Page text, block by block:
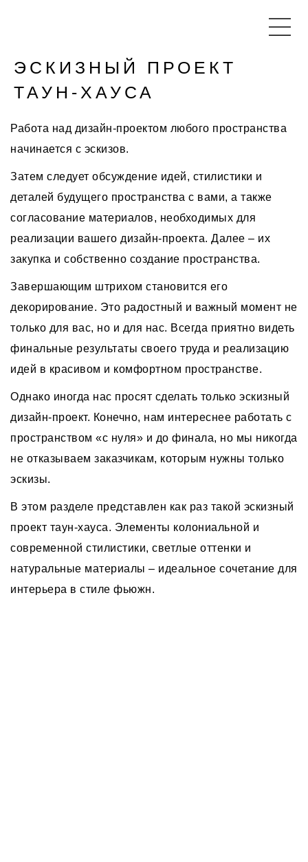
ЭСКИЗНЫЙ ПРОЕКТ
ТАУН-ХАУСА
Работа над дизайн-проектом любого пространства
начинается с эскизов.
Затем следует обсуждение идей, стилистики и
деталей будущего пространства с вами, а также
согласование материалов, необходимых для
реализации вашего дизайн-проекта. Далее – их
закупка и собственно создание пространства.
Завершающим штрихом становится его
декорирование. Это радостный и важный момент не
только для вас, но и для нас. Всегда приятно видеть
финальные результаты своего труда и реализацию
идей в красивом и комфортном пространстве.
Однако иногда нас просят сделать только эскизный
дизайн-проект. Конечно, нам интереснее работать с
пространством «с нуля» и до финала, но мы никогда
не отказываем заказчикам, которым нужны только
эскизы.
В этом разделе представлен как раз такой эскизный
проект таун-хауса. Элементы колониальной и
современной стилистики, светлые оттенки и
натуральные материалы – идеальное сочетание для
интерьера в стиле фьюжн.